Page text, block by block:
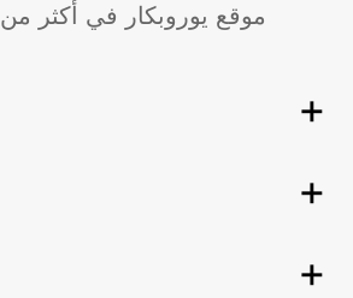
موقع يوروبكار في أكثر من